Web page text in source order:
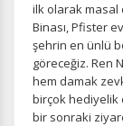
Zorunlu
Oturum
gereklidir. Bu
devre dışı
ilk olarak masal
Binası, Pfister
şehrin en ünlü
göreceğiz. Ren
hem damak
birçok hediyelik
bir sonraki